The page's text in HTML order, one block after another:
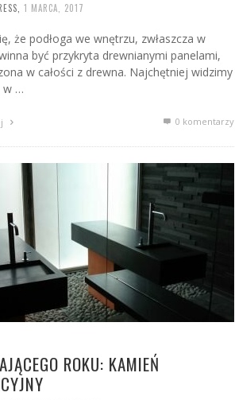
1 MARCA, 2017
że podłoga we wnętrzu, zwłaszcza w
być przykryta drewnianymi panelami,
w całości z drewna. Najchętniej widzimy
w …
0 komentarzy
ROKU: KAMIEŃ